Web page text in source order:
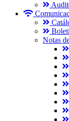
Notas